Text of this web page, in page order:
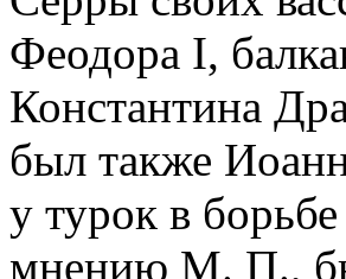
Феодора I,
Константина
был также
у турок в
мнению М. П.,